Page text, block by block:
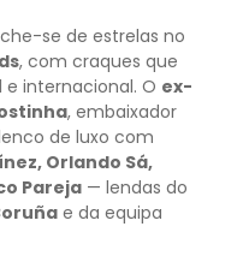
se de estrelas no
, com craques que
internacional. O ex-
, embaixador
de luxo com
Orlando Sá,
Pareja — lendas do
e da equipa